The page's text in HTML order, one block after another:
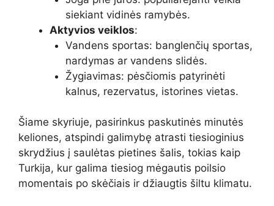
siekiant vidinės ramybės.
Aktyvios veiklos:
Vandens sportas: banglenčių sportas,
nardymas ar vandens slidės.
Žygiavimas: pėsčiomis patyrinėti
kalnus, rezervatus, istorines vietas.
Šiame skyriuje, pasirinkus paskutinės minutės
keliones, atspindi galimybę atrasti tiesioginius
skrydžius į saulėtas pietines šalis, tokias kaip
Turkija, kur galima tiesiog mėgautis poilsio
momentais po skėčiais ir džiaugtis šiltu klimatu.